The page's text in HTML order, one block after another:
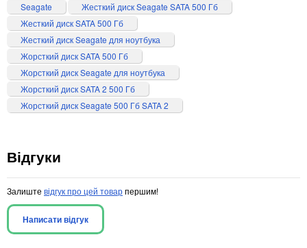
Seagate
Жесткий диск Seagate SATA 500 Гб
Жесткий диск SATA 500 Гб
Жесткий диск Seagate для ноутбука
Жорсткий диск SATA 500 Гб
Жорсткий диск Seagate для ноутбука
Жорсткий диск SATA 2 500 Гб
Жорсткий диск Seagate 500 Гб SATA 2
Відгуки
Залиште відгук про цей товарпершим!
Написати відгук